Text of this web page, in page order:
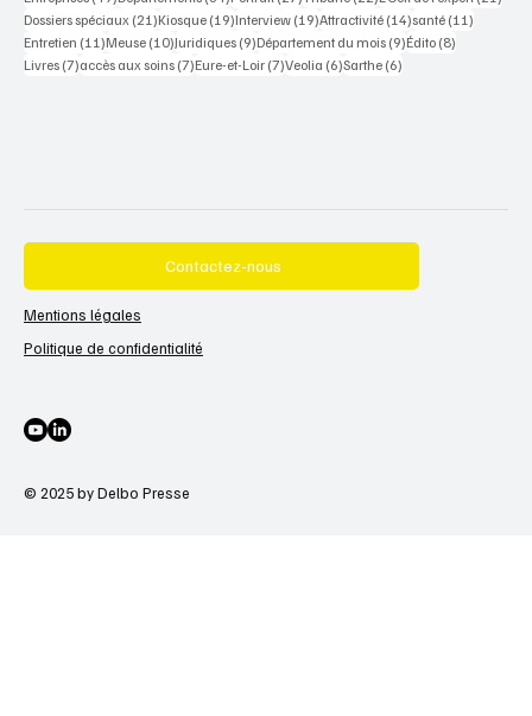
Dossiers spéciaux (21)21 posts
Kiosque (19)19 posts
Interview (19)19 posts
Attractivité (14)14 posts
santé (11)
Entretien (11)11 posts
Meuse (10)10 posts
Juridiques (9)9 posts
Département du mois (9)9 posts
Édito (8)
Livres (7)7 posts
accès aux soins (7)7 posts
Eure-et-Loir (7)7 posts
Veolia (6)6 posts
Sarthe (6)
© 2025 by Delbo Presse
Contactez-nous
Mentions légales
Politique de confidentialité